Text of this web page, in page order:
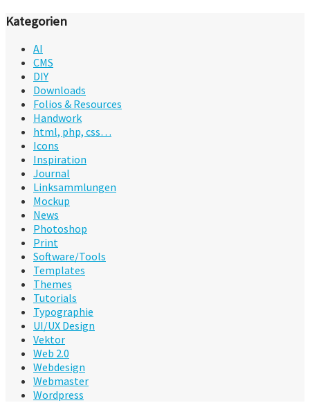
Kategorien
AI
CMS
DIY
Downloads
Folios & Resources
Handwork
html, php, css…
Icons
Inspiration
Journal
Linksammlungen
Mockup
News
Photoshop
Print
Software/Tools
Templates
Themes
Tutorials
Typographie
UI/UX Design
Vektor
Web 2.0
Webdesign
Webmaster
Wordpress